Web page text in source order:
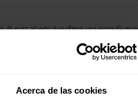
Acerca de las cookies
poro abierto que ofrece una acogida
cercana. Un saludo.